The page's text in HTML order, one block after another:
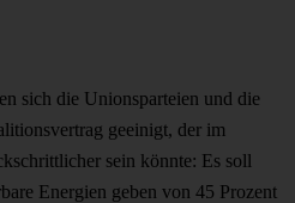
sich die Unionsparteien und die
geeinigt, der im
sein könnte: Es soll
Energien geben von 45 Prozent